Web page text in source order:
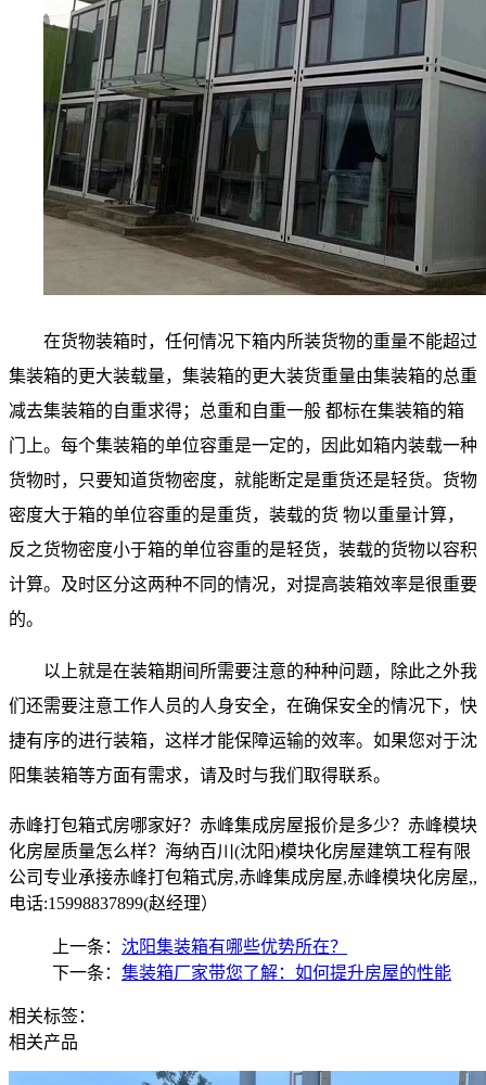
在货物装箱时，任何情况下箱内所装货物的重量不能超过
集装箱的更大装载量，集装箱的更大装货重量由集装箱的总重
减去集装箱的自重求得；总重和自重一般 都标在集装箱的箱
门上。每个集装箱的单位容重是一定的，因此如箱内装载一种
货物时，只要知道货物密度，就能断定是重货还是轻货。货物
密度大于箱的单位容重的是重货，装载的货 物以重量计算，
反之货物密度小于箱的单位容重的是轻货，装载的货物以容积
计算。及时区分这两种不同的情况，对提高装箱效率是很重要
的。
以上就是在装箱期间所需要注意的种种问题，除此之外我
们还需要注意工作人员的人身安全，在确保安全的情况下，快
捷有序的进行装箱，这样才能保障运输的效率。如果您对于沈
阳集装箱等方面有需求，请及时与我们取得联系。
赤峰打包箱式房哪家好？赤峰集成房屋报价是多少？赤峰模块
化房屋质量怎么样？海纳百川(沈阳)模块化房屋建筑工程有限
公司专业承接赤峰打包箱式房,赤峰集成房屋,赤峰模块化房屋,,
电话:15998837899(赵经理）
上一条： 沈阳集装箱有哪些优势所在？
下一条： 集装箱厂家带您了解：如何提升房屋的性能
相关标签：
相关产品